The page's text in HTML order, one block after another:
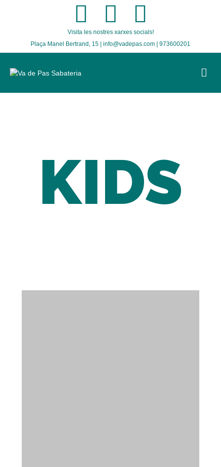
Visita les nostres xarxes socials!
Plaça Manel Bertrand, 15 | info@vadepas.com | 973600201
KIDS